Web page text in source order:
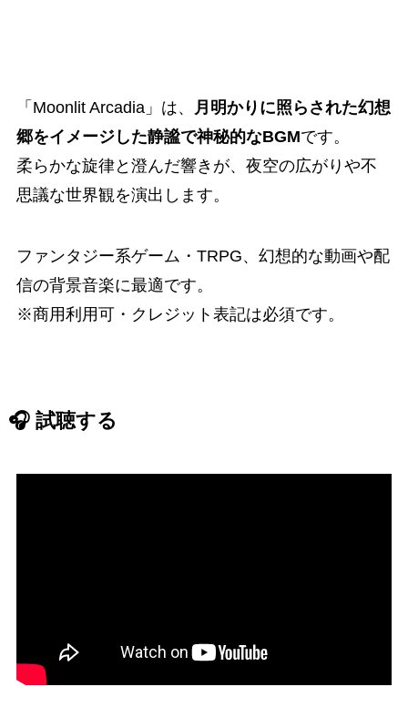
「Moonlit Arcadia」は、
月明かりに照らされた幻想
郷をイメージした静謐で神秘的なBGMです。
柔らかな旋律と澄んだ響きが、夜空の広がりや不
思議な世界観を演出します。
ファンタジー系ゲーム・TRPG、幻想的な動画や配
信の背景音楽に最適です。
※商用利用可・クレジット表記は必須です。
🎧 試聴する